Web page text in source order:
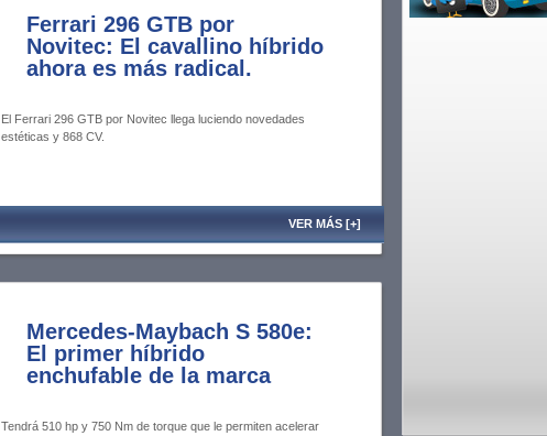
Ferrari 296 GTB por
Novitec: El cavallino híbrido
ahora es más radical.
El Ferrari 296 GTB por Novitec llega luciendo novedades
estéticas y 868 CV.
VER MÁS [+]
Mercedes-Maybach S 580e:
El primer híbrido
enchufable de la marca
Tendrá 510 hp y 750 Nm de torque que le permiten acelerar